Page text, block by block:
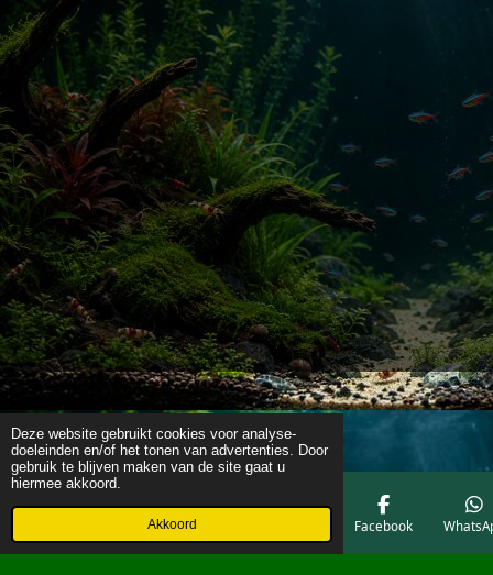
Deze website gebruikt cookies voor analyse-
doeleinden en/of het tonen van advertenties. Door
gebruik te blijven maken van de site gaat u
hiermee akkoord.
Akkoord
Telefoonnummer Facebook